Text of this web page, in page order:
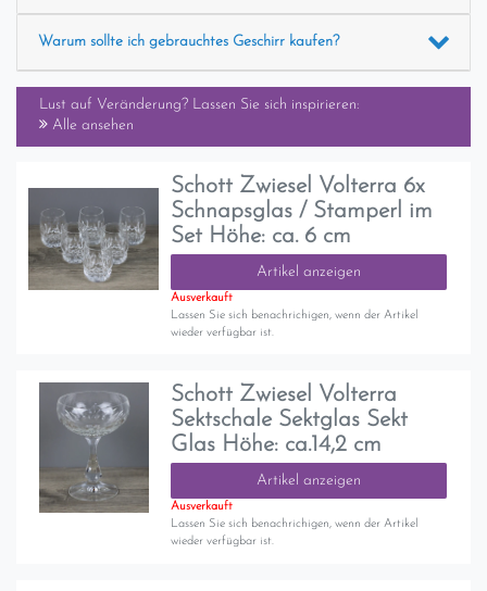
Warum sollte ich gebrauchtes Geschirr kaufen?
Lust auf Veränderung? Lassen Sie sich inspirieren:
Alle ansehen
Schott Zwiesel Volterra 6x
Schnapsglas / Stamperl im
Set Höhe: ca. 6 cm
Artikel anzeigen
Ausverkauft
Lassen Sie sich benachrichigen, wenn der Artikel
wieder verfügbar ist.
Schott Zwiesel Volterra
Sektschale Sektglas Sekt
Glas Höhe: ca.14,2 cm
Artikel anzeigen
Ausverkauft
Lassen Sie sich benachrichigen, wenn der Artikel
wieder verfügbar ist.